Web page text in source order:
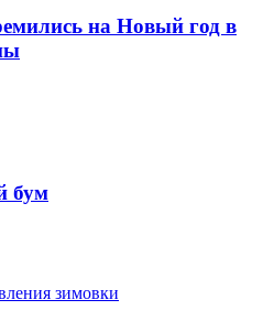
на Новый год в
бум